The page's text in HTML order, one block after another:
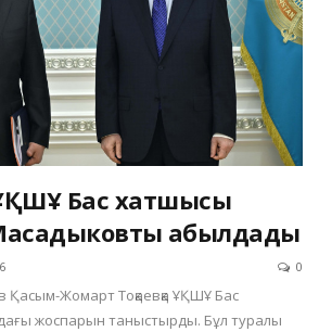
Бас хатшысы
қабылдады
0
Жомарт Тоқаевқа ҰҚШҰ Бас
жоспарын таныстырды. Бұл туралы